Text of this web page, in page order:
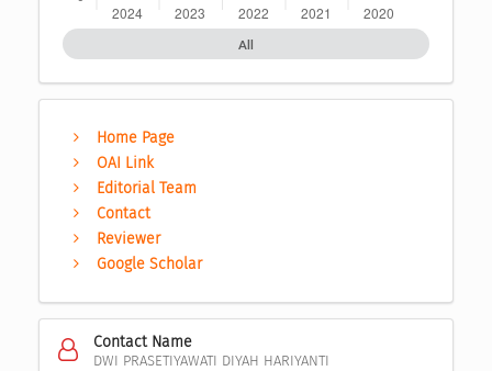
All
Home Page
OAI Link
Editorial Team
Contact
Reviewer
Google Scholar
Contact Name
DWI PRASETIYAWATI DIYAH HARIYANTI